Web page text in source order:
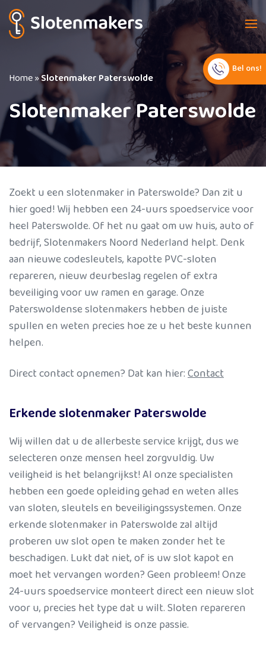
Home»Slotenmaker Paterswolde
Slotenmaker Paterswolde
Zoekt u een slotenmaker in Paterswolde? Dan zit u
hier goed! Wij hebben een 24-uurs spoedservice voor
heel Paterswolde. Of het nu gaat om uw huis, auto of
bedrijf, Slotenmakers Noord Nederland helpt. Denk
aan nieuwe codesleutels, kapotte PVC-sloten
repareren, nieuw deurbeslag regelen of extra
beveiliging voor uw ramen en garage. Onze
Paterswoldense slotenmakers hebben de juiste
spullen en weten precies hoe ze u het beste kunnen
helpen.
Direct contact opnemen? Dat kan hier:Contact
Erkende slotenmaker Paterswolde
Wij willen dat u de allerbeste service krijgt, dus we
selecteren onze mensen heel zorgvuldig. Uw
veiligheid is het belangrijkst! Al onze specialisten
hebben een goede opleiding gehad en weten alles
van sloten, sleutels en beveiligingssystemen. Onze
erkende slotenmaker in Paterswolde zal altijd
proberen uw slot open te maken zonder het te
beschadigen. Lukt dat niet, of is uw slot kapot en
moet het vervangen worden? Geen probleem! Onze
24-uurs spoedservice monteert direct een nieuw slot
voor u, precies het type dat u wilt. Sloten repareren
of vervangen? Veiligheid is onze passie.
Bel ons!